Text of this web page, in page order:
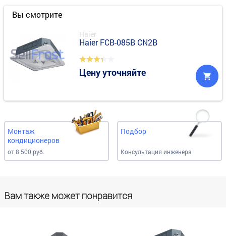
Вы смотрите
Haier
Haier FCB-085B CN2B
Цену уточняйте
Монтаж
кондиционеров
от 8 500 руб.
Подбор
Консультация инженера
Вам также может понравится